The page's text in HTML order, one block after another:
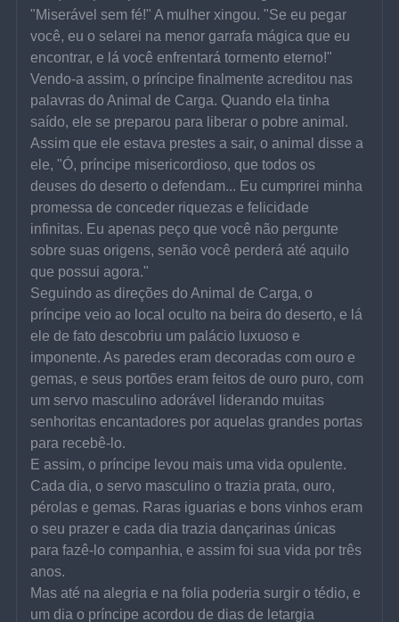
"Miserável sem fé!" A mulher xingou. "Se eu pegar
você, eu o selarei na menor garrafa mágica que eu
encontrar, e lá você enfrentará tormento eterno!"
Vendo-a assim, o príncipe finalmente acreditou nas
palavras do Animal de Carga. Quando ela tinha
saído, ele se preparou para liberar o pobre animal.
Assim que ele estava prestes a sair, o animal disse a
ele, "Ó, príncipe misericordioso, que todos os
deuses do deserto o defendam... Eu cumprirei minha
promessa de conceder riquezas e felicidade
infinitas. Eu apenas peço que você não pergunte
sobre suas origens, senão você perderá até aquilo
que possui agora."
Seguindo as direções do Animal de Carga, o
príncipe veio ao local oculto na beira do deserto, e lá
ele de fato descobriu um palácio luxuoso e
imponente. As paredes eram decoradas com ouro e
gemas, e seus portões eram feitos de ouro puro, com
um servo masculino adorável liderando muitas
senhoritas encantadores por aquelas grandes portas
para recebê-lo.
E assim, o príncipe levou mais uma vida opulente.
Cada dia, o servo masculino o trazia prata, ouro,
pérolas e gemas. Raras iguarias e bons vinhos eram
o seu prazer e cada dia trazia dançarinas únicas
para fazê-lo companhia, e assim foi sua vida por três
anos.
Mas até na alegria e na folia poderia surgir o tédio, e
um dia o príncipe acordou de dias de letargia